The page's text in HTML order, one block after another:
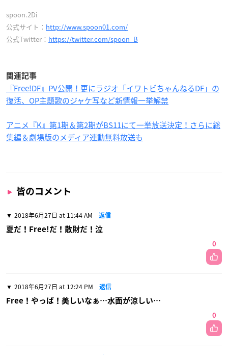
spoon.2Di
公式サイト： http://www.spoon01.com/
公式Twitter： https://twitter.com/spoon_B
関連記事
『Free!DF』PV公開！更にラジオ「イワトビちゃんねるDF」の
復活、OP主題歌のジャケ写など新情報一挙解禁
アニメ『K』第1期＆第2期がBS11にて一挙放送決定！さらに総
集編＆劇場版のメディア連動無料放送も
皆のコメント
2018年6月27日 at 11:44 AM 返信
夏だ！Free!だ！散財だ！泣
0
2018年6月27日 at 12:24 PM 返信
Free！やっば！美しいなぁ…水面が涼しい…
0